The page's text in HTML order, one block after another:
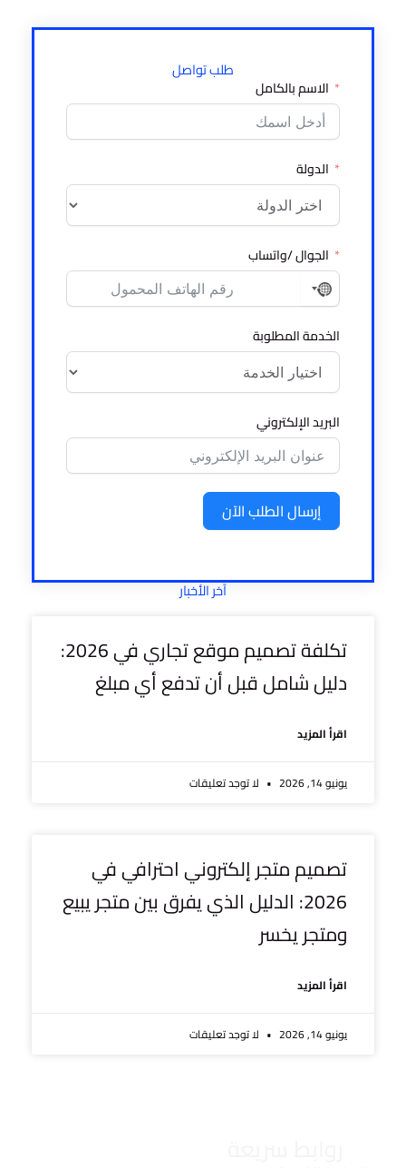
طلب تواصل
الاسم بالكامل
الدولة
الجوال /واتساب
No
country
selected
الخدمة المطلوبة
البريد الإلكتروني
إرسال الطلب الآن
آخر الأخبار
تكلفة تصميم موقع تجاري في 2026:
دليل شامل قبل أن تدفع أي مبلغ
اقرأ المزيد
يونيو 14, 2026 لا توجد تعليقات
تصميم متجر إلكتروني احترافي في
2026: الدليل الذي يفرق بين متجر يبيع
ومتجر يخسر
اقرأ المزيد
يونيو 14, 2026 لا توجد تعليقات